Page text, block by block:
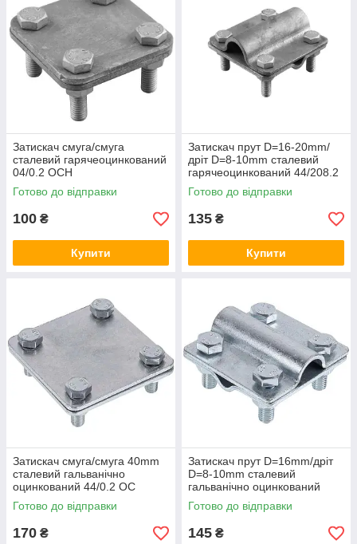
Затискач смуга/смуга
сталевий гарячеоцинкований
04/0.2 OCH
Готово до відправки
100 ₴
Купити
Затискач прут D=16-20mm/
дріт D=8-10mm сталевий
гарячеоцинкований 44/208.2
ОСН
Готово до відправки
135 ₴
Купити
Затискач смуга/смуга 40mm
сталевий гальванічно
оцинкований 44/0.2 OC
Готово до відправки
170 ₴
Затискач прут D=16mm/дріт
D=8-10mm сталевий
гальванічно оцинкований
04/168.2 ОС
Готово до відправки
145 ₴